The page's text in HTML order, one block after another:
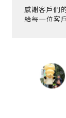
感謝客戶們
給每一位客